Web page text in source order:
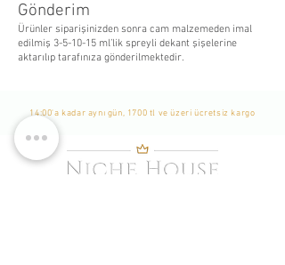
Gönderim
Ürünler siparişinizden sonra cam malzemeden imal
edilmiş 3-5-10-15 ml’lik spreyli dekant şişelerine
aktarılıp tarafınıza gönderilmektedir.
14:00'a kadar aynı gün, 1700 tl ve üzeri ücretsiz kargo